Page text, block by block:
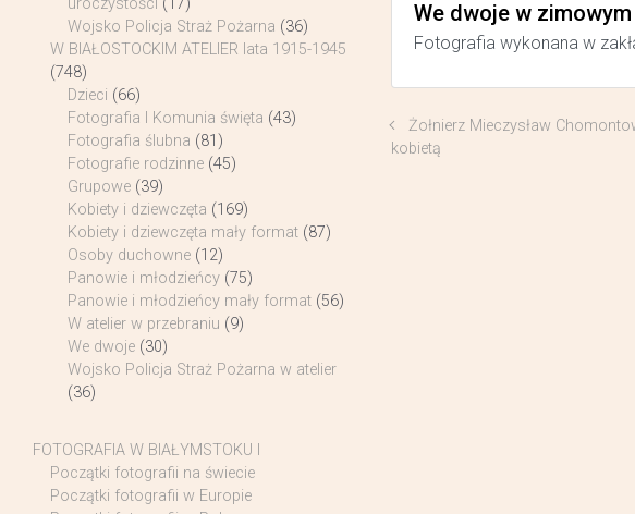
We dwoje w
Fotografia wykonana w
Żołnierz Mieczysław
kobietą
uroczystości (17)
Wojsko Policja Straż Pożarna (36)
W BIAŁOSTOCKIM ATELIER lata 1915-1945
(748)
Dzieci (66)
Fotografia I Komunia święta (43)
Fotografia ślubna (81)
Fotografie rodzinne (45)
Grupowe (39)
Kobiety i dziewczęta (169)
Kobiety i dziewczęta mały format (87)
Osoby duchowne (12)
Panowie i młodzieńcy (75)
Panowie i młodzieńcy mały format (56)
W atelier w przebraniu (9)
We dwoje (30)
Wojsko Policja Straż Pożarna w atelier
(36)
FOTOGRAFIA W BIAŁYMSTOKU I
Początki fotografii na świecie
Początki fotografii w Europie